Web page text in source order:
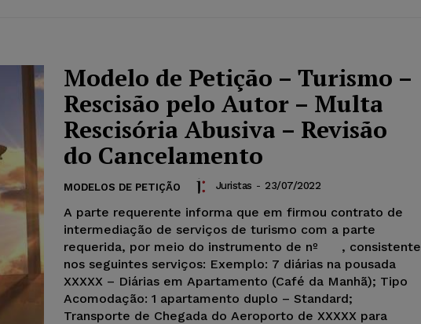
Modelo de Petição – Turismo –
Rescisão pelo Autor – Multa
Rescisória Abusiva – Revisão
do Cancelamento
MODELOS DE PETIÇÃO Juristas - 23/07/2022
A parte requerente informa que em firmou contrato de
intermediação de serviços de turismo com a parte
requerida, por meio do instrumento de nº , consistente
nos seguintes serviços: Exemplo: 7 diárias na pousada
XXXXX – Diárias em Apartamento (Café da Manhã); Tipo
Acomodação: 1 apartamento duplo – Standard;
Transporte de Chegada do Aeroporto de XXXXX para